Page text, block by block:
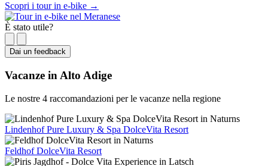
Scopri i tour in e-bike →
È stato utile?
Dai un feedback
Vacanze in Alto Adige
Le nostre 4 raccomandazioni per le vacanze nella regione
Lindenhof Pure Luxury & Spa DolceVita Resort
Feldhof DolceVita Resort